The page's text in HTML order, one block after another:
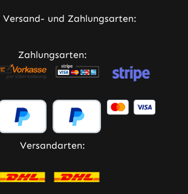
Versand- und Zahlungsarten:
Zahlungsarten:
Versandarten: